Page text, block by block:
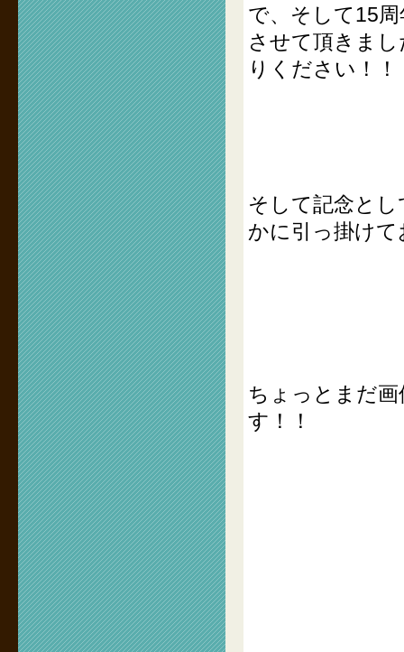
で、そして15
させて頂きま
りください！！
そして記念と
かに引っ掛け
ちょっとまだ
す！！